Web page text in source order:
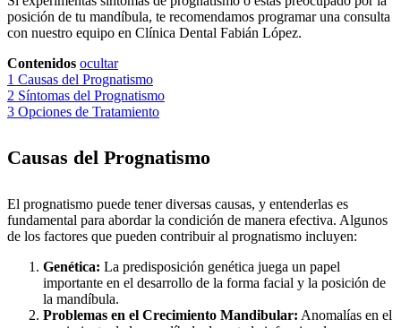
posición de tu mandíbula, te recomendamos programar una consulta
con nuestro equipo en Clínica Dental Fabián López.
Contenidos ocultar
1 Causas del Prognatismo
2 Síntomas del Prognatismo
3 Opciones de Tratamiento
Causas del Prognatismo
El prognatismo puede tener diversas causas, y entenderlas es
fundamental para abordar la condición de manera efectiva. Algunos
de los factores que pueden contribuir al prognatismo incluyen:
Genética: La predisposición genética juega un papel
importante en el desarrollo de la forma facial y la posición de
la mandíbula.
Problemas en el Crecimiento Mandibular: Anomalías en el